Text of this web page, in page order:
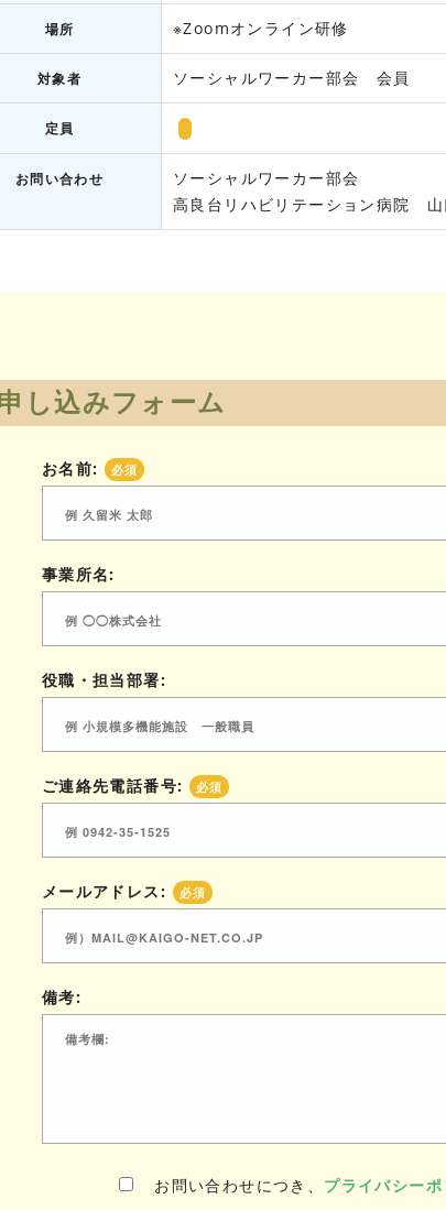
場所 ※Zoomオンライン研修
対象者 ソーシャルワーカー部会 会員
定員
お問い合わせ
ソーシャルワーカー部会
高良台リハビリテーション病院
し込みフォーム
お名前: 必須
事業所名:
役職・担当部署:
ご連絡先電話番号: 必須
メールアドレス: 必須
備考:
お問い合わせにつき、 プライバシー